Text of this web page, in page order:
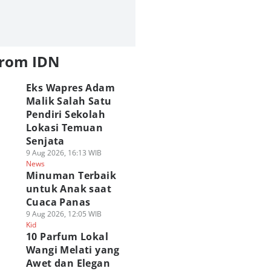
IDN
Eks Wapres Adam
Malik Salah Satu
Pendiri Sekolah
Lokasi Temuan
Senjata
9 Aug 2026, 16:13 WIB
News
Minuman Terbaik
untuk Anak saat
Cuaca Panas
9 Aug 2026, 12:05 WIB
Kid
10 Parfum Lokal
Wangi Melati yang
Awet dan Elegan